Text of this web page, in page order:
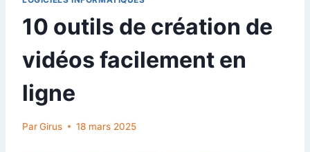
10 outils de création de
vidéos facilement en
ligne
ParGirus 18 mars 2025